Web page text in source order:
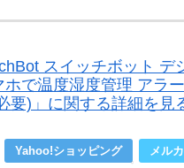
スイッチボット
ホで温度湿度管理 アラ
要)」に関する詳細を見
Yahoo!ショッピング メル